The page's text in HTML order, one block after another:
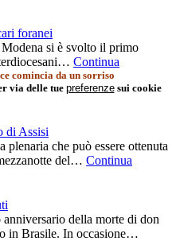
foranei
si è svolto il primo
Continua
comincia da un sorriso
via delle tue preferenzesui cookie
di Assisi
che può essere ottenuta
del… Continua
della morte di don
in Brasile. In occasione…